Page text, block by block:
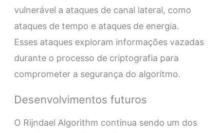
vulnerável a ataques de canal lateral, como
ataques de tempo e ataques de energia.
Esses ataques exploram informações vazadas
durante o processo de criptografia para
comprometer a segurança do algoritmo.
Desenvolvimentos futuros
O Rijndael Algorithm continua sendo um dos